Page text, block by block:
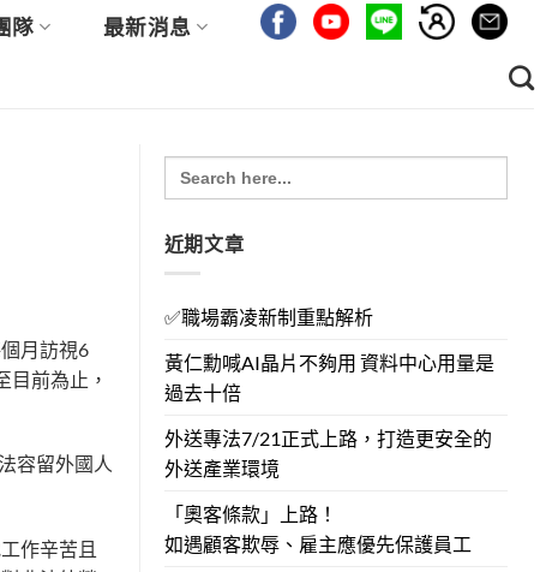
隊 最新消息
月訪視6
前為止，
容留外國人
作辛苦且
Search
for:
近期文章
✅職場霸凌新制重點解析
黃仁勳喊AI晶片不夠用 資料中心用量是
過去十倍
外送專法7/21正式上路，打造更安全的
外送產業環境
「奧客條款」上路！
如遇顧客欺辱、雇主應優先保護員工